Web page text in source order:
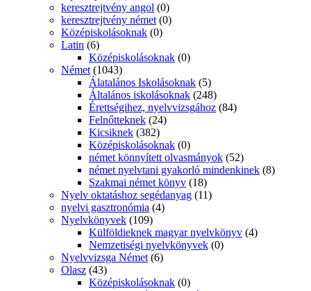
keresztrejtvény angol (0)
keresztrejtvény német (0)
Középiskolásoknak (0)
Latin (6)
Középiskolásoknak (0)
Német (1043)
Álatalános Iskolásoknak (5)
Általános iskolásoknak (248)
Érettségihez, nyelvvizsgához (84)
Felnőtteknek (24)
Kicsiknek (382)
Középiskolásoknak (0)
német könnyített olvasmányok (52)
német nyelvtani gyakorló mindenkinek (8)
Szakmai német könyv (18)
Nyelv oktatáshoz segédanyag (11)
nyelvi gasztronómia (4)
Nyelvkönyvek (109)
Külföldieknek magyar nyelvkönyv (4)
Nemzetiségi nyelvkönyvek (0)
Nyelvvizsga Német (6)
Olasz (43)
Középiskolásoknak (0)